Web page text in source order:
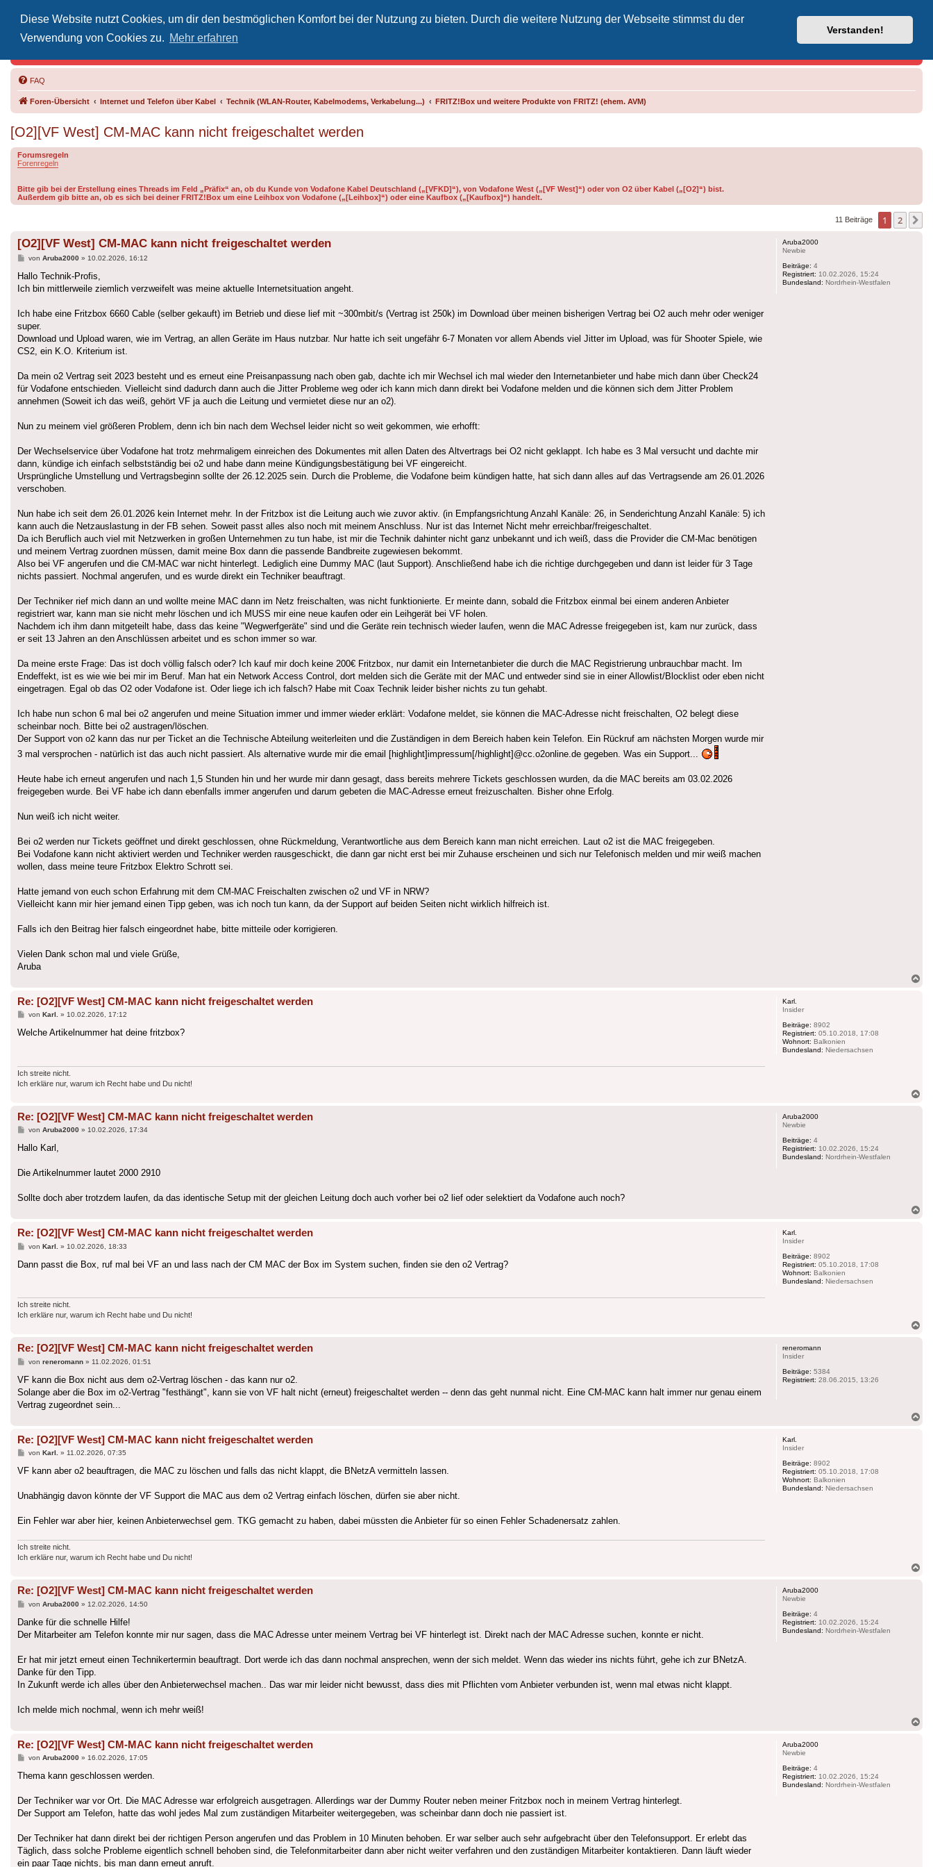
Diese Website nutzt Cookies, um dir den bestmöglichen Komfort bei der Nutzung zu bieten. Durch die weitere Nutzung der Webseite stimmst du der
Verwendung von Cookies zu. Mehr erfahren
Verstanden!
Vodafone-Kabel-Helpdesk
FAQ
Foren-Übersicht Internet und Telefon über Kabel Technik (WLAN-Router, Kabelmodems, Verkabelung...) FRITZ!Box und weitere Produkte von FRITZ! (ehem. AVM)
[O2][VF West] CM-MAC kann nicht freigeschaltet werden
Forumsregeln
Forenregeln
Bitte gib bei der Erstellung eines Threads im Feld „Präfix“ an, ob du Kunde von Vodafone Kabel Deutschland („[VFKD]“), von Vodafone West („[VF West]“) oder von O2 über Kabel („[O2]“) bist.
Außerdem gib bitte an, ob es sich bei deiner FRITZ!Box um eine Leihbox von Vodafone („[Leihbox]“) oder eine Kaufbox („[Kaufbox]“) handelt.
11 Beiträge 1 2
Aruba2000
Newbie
Beiträge: 4
Registriert: 10.02.2026, 15:24
Bundesland: Nordrhein-Westfalen
[O2][VF West] CM-MAC kann nicht freigeschaltet werden
Beitrag
von Aruba2000» 10.02.2026, 16:12
Hallo Technik-Profis,
Ich bin mittlerweile ziemlich verzweifelt was meine aktuelle Internetsituation angeht.
Ich habe eine Fritzbox 6660 Cable (selber gekauft) im Betrieb und diese lief mit ~300mbit/s (Vertrag ist 250k) im Download über meinen bisherigen Vertrag bei O2 auch mehr oder weniger
super.
Download und Upload waren, wie im Vertrag, an allen Geräte im Haus nutzbar. Nur hatte ich seit ungefähr 6-7 Monaten vor allem Abends viel Jitter im Upload, was für Shooter Spiele, wie
CS2, ein K.O. Kriterium ist.
Da mein o2 Vertrag seit 2023 besteht und es erneut eine Preisanpassung nach oben gab, dachte ich mir Wechsel ich mal wieder den Internetanbieter und habe mich dann über Check24
für Vodafone entschieden. Vielleicht sind dadurch dann auch die Jitter Probleme weg oder ich kann mich dann direkt bei Vodafone melden und die können sich dem Jitter Problem
annehmen (Soweit ich das weiß, gehört VF ja auch die Leitung und vermietet diese nur an o2).
Nun zu meinem viel größeren Problem, denn ich bin nach dem Wechsel leider nicht so weit gekommen, wie erhofft:
Der Wechselservice über Vodafone hat trotz mehrmaligem einreichen des Dokumentes mit allen Daten des Altvertrags bei O2 nicht geklappt. Ich habe es 3 Mal versucht und dachte mir
dann, kündige ich einfach selbstständig bei o2 und habe dann meine Kündigungsbestätigung bei VF eingereicht.
Ursprüngliche Umstellung und Vertragsbeginn sollte der 26.12.2025 sein. Durch die Probleme, die Vodafone beim kündigen hatte, hat sich dann alles auf das Vertragsende am 26.01.2026
verschoben.
Nun habe ich seit dem 26.01.2026 kein Internet mehr. In der Fritzbox ist die Leitung auch wie zuvor aktiv. (in Empfangsrichtung Anzahl Kanäle: 26, in Senderichtung Anzahl Kanäle: 5) ich
kann auch die Netzauslastung in der FB sehen. Soweit passt alles also noch mit meinem Anschluss. Nur ist das Internet Nicht mehr erreichbar/freigeschaltet.
Da ich Beruflich auch viel mit Netzwerken in großen Unternehmen zu tun habe, ist mir die Technik dahinter nicht ganz unbekannt und ich weiß, dass die Provider die CM-Mac benötigen
und meinem Vertrag zuordnen müssen, damit meine Box dann die passende Bandbreite zugewiesen bekommt.
Also bei VF angerufen und die CM-MAC war nicht hinterlegt. Lediglich eine Dummy MAC (laut Support). Anschließend habe ich die richtige durchgegeben und dann ist leider für 3 Tage
nichts passiert. Nochmal angerufen, und es wurde direkt ein Techniker beauftragt.
Der Techniker rief mich dann an und wollte meine MAC dann im Netz freischalten, was nicht funktionierte. Er meinte dann, sobald die Fritzbox einmal bei einem anderen Anbieter
registriert war, kann man sie nicht mehr löschen und ich MUSS mir eine neue kaufen oder ein Leihgerät bei VF holen.
Nachdem ich ihm dann mitgeteilt habe, dass das keine "Wegwerfgeräte" sind und die Geräte rein technisch wieder laufen, wenn die MAC Adresse freigegeben ist, kam nur zurück, dass
er seit 13 Jahren an den Anschlüssen arbeitet und es schon immer so war.
Da meine erste Frage: Das ist doch völlig falsch oder? Ich kauf mir doch keine 200€ Fritzbox, nur damit ein Internetanbieter die durch die MAC Registrierung unbrauchbar macht. Im
Endeffekt, ist es wie wie bei mir im Beruf. Man hat ein Network Access Control, dort melden sich die Geräte mit der MAC und entweder sind sie in einer Allowlist/Blocklist oder eben nicht
eingetragen. Egal ob das O2 oder Vodafone ist. Oder liege ich ich falsch? Habe mit Coax Technik leider bisher nichts zu tun gehabt.
Ich habe nun schon 6 mal bei o2 angerufen und meine Situation immer und immer wieder erklärt: Vodafone meldet, sie können die MAC-Adresse nicht freischalten, O2 belegt diese
scheinbar noch. Bitte bei o2 austragen/löschen.
Der Support von o2 kann das nur per Ticket an die Technische Abteilung weiterleiten und die Zuständigen in dem Bereich haben kein Telefon. Ein Rückruf am nächsten Morgen wurde mir
3 mal versprochen - natürlich ist das auch nicht passiert. Als alternative wurde mir die email [highlight]impressum[/highlight]@cc.o2online.de gegeben. Was ein Support...
Heute habe ich erneut angerufen und nach 1,5 Stunden hin und her wurde mir dann gesagt, dass bereits mehrere Tickets geschlossen wurden, da die MAC bereits am 03.02.2026
freigegeben wurde. Bei VF habe ich dann ebenfalls immer angerufen und darum gebeten die MAC-Adresse erneut freizuschalten. Bisher ohne Erfolg.
Nun weiß ich nicht weiter.
Bei o2 werden nur Tickets geöffnet und direkt geschlossen, ohne Rückmeldung, Verantwortliche aus dem Bereich kann man nicht erreichen. Laut o2 ist die MAC freigegeben.
Bei Vodafone kann nicht aktiviert werden und Techniker werden rausgeschickt, die dann gar nicht erst bei mir Zuhause erscheinen und sich nur Telefonisch melden und mir weiß machen
wollen, dass meine teure Fritzbox Elektro Schrott sei.
Hatte jemand von euch schon Erfahrung mit dem CM-MAC Freischalten zwischen o2 und VF in NRW?
Vielleicht kann mir hier jemand einen Tipp geben, was ich noch tun kann, da der Support auf beiden Seiten nicht wirklich hilfreich ist.
Falls ich den Beitrag hier falsch eingeordnet habe, bitte mitteile oder korrigieren.
Vielen Dank schon mal und viele Grüße,
Aruba
Karl.
Insider
Beiträge: 8902
Registriert: 05.10.2018, 17:08
Wohnort: Balkonien
Bundesland: Niedersachsen
Re: [O2][VF West] CM-MAC kann nicht freigeschaltet werden
Beitrag
von Karl. » 10.02.2026, 17:12
Welche Artikelnummer hat deine fritzbox?
Ich streite nicht.
Ich erkläre nur, warum ich Recht habe und Du nicht!
Aruba2000
Newbie
Beiträge: 4
Registriert: 10.02.2026, 15:24
Bundesland: Nordrhein-Westfalen
Re: [O2][VF West] CM-MAC kann nicht freigeschaltet werden
Beitrag
von Aruba2000» 10.02.2026, 17:34
Hallo Karl,
Die Artikelnummer lautet 2000 2910
Sollte doch aber trotzdem laufen, da das identische Setup mit der gleichen Leitung doch auch vorher bei o2 lief oder selektiert da Vodafone auch noch?
Karl.
Insider
Beiträge: 8902
Registriert: 05.10.2018, 17:08
Wohnort: Balkonien
Bundesland: Niedersachsen
Re: [O2][VF West] CM-MAC kann nicht freigeschaltet werden
Beitrag
von Karl. » 10.02.2026, 18:33
Dann passt die Box, ruf mal bei VF an und lass nach der CM MAC der Box im System suchen, finden sie den o2 Vertrag?
Ich streite nicht.
Ich erkläre nur, warum ich Recht habe und Du nicht!
reneromann
Insider
Beiträge: 5384
Registriert: 28.06.2015, 13:26
Re: [O2][VF West] CM-MAC kann nicht freigeschaltet werden
Beitrag
von reneromann» 11.02.2026, 01:51
VF kann die Box nicht aus dem o2-Vertrag löschen - das kann nur o2.
Solange aber die Box im o2-Vertrag "festhängt", kann sie von VF halt nicht (erneut) freigeschaltet werden -- denn das geht nunmal nicht. Eine CM-MAC kann halt immer nur genau einem
Vertrag zugeordnet sein...
Karl.
Insider
Beiträge: 8902
Registriert: 05.10.2018, 17:08
Wohnort: Balkonien
Bundesland: Niedersachsen
Re: [O2][VF West] CM-MAC kann nicht freigeschaltet werden
Beitrag
von Karl. » 11.02.2026, 07:35
VF kann aber o2 beauftragen, die MAC zu löschen und falls das nicht klappt, die BNetzA vermitteln lassen.
Unabhängig davon könnte der VF Support die MAC aus dem o2 Vertrag einfach löschen, dürfen sie aber nicht.
Ein Fehler war aber hier, keinen Anbieterwechsel gem. TKG gemacht zu haben, dabei müssten die Anbieter für so einen Fehler Schadenersatz zahlen.
Ich streite nicht.
Ich erkläre nur, warum ich Recht habe und Du nicht!
Aruba2000
Newbie
Beiträge: 4
Registriert: 10.02.2026, 15:24
Bundesland: Nordrhein-Westfalen
Re: [O2][VF West] CM-MAC kann nicht freigeschaltet werden
Beitrag
von Aruba2000» 12.02.2026, 14:50
Danke für die schnelle Hilfe!
Der Mitarbeiter am Telefon konnte mir nur sagen, dass die MAC Adresse unter meinem Vertrag bei VF hinterlegt ist. Direkt nach der MAC Adresse suchen, konnte er nicht.
Er hat mir jetzt erneut einen Technikertermin beauftragt. Dort werde ich das dann nochmal ansprechen, wenn der sich meldet. Wenn das wieder ins nichts führt, gehe ich zur BNetzA.
Danke für den Tipp.
In Zukunft werde ich alles über den Anbieterwechsel machen.. Das war mir leider nicht bewusst, dass dies mit Pflichten vom Anbieter verbunden ist, wenn mal etwas nicht klappt.
Ich melde mich nochmal, wenn ich mehr weiß!
Aruba2000
Newbie
Beiträge: 4
Registriert: 10.02.2026, 15:24
Bundesland: Nordrhein-Westfalen
Re: [O2][VF West] CM-MAC kann nicht freigeschaltet werden
Beitrag
von Aruba2000» 16.02.2026, 17:05
Thema kann geschlossen werden.
Der Techniker war vor Ort. Die MAC Adresse war erfolgreich ausgetragen. Allerdings war der Dummy Router neben meiner Fritzbox noch in meinem Vertrag hinterlegt.
Der Support am Telefon, hatte das wohl jedes Mal zum zuständigen Mitarbeiter weitergegeben, was scheinbar dann doch nie passiert ist.
Der Techniker hat dann direkt bei der richtigen Person angerufen und das Problem in 10 Minuten behoben. Er war selber auch sehr aufgebracht über den Telefonsupport. Er erlebt das
Täglich, dass solche Probleme eigentlich schnell behoben sind, die Telefonmitarbeiter dann aber nicht weiter verfahren und den zuständigen Mitarbeiter kontaktieren. Dann läuft wieder
ein paar Tage nichts, bis man dann erneut anruft.